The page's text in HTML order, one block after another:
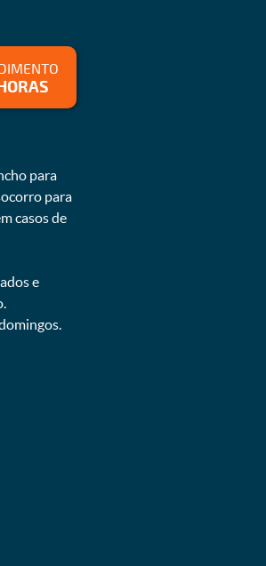
para
para
casos de
e